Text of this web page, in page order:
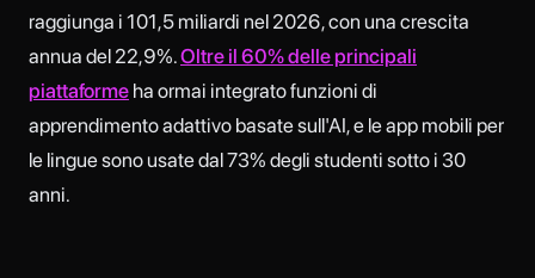
raggiunga i 101,5 miliardi nel 2026, con una crescita
annua del 22,9%.Oltre il 60% delle principali
piattaforme ha ormai integrato funzioni di
apprendimento adattivo basate sull'AI, e le app mobili per
le lingue sono usate dal 73% degli studenti sotto i 30
anni.